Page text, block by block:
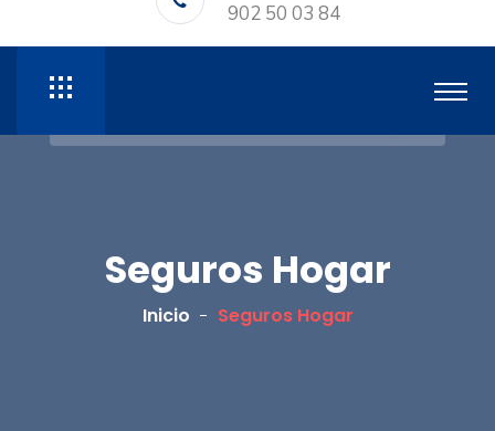
902 50 03 84
Seguros Hogar
Inicio Seguros Hogar